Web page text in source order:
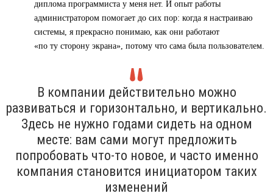
диплома программиста у меня нет. И опыт работы
администратором помогает до сих пор: когда я настраиваю
системы, я прекрасно понимаю, как они работают
«по ту сторону экрана», потому что сама была пользователем.
В компании действительно можно
развиваться и горизонтально, и вертикально.
Здесь не нужно годами сидеть на одном
месте: вам сами могут предложить
попробовать что-то новое, и часто именно
компания становится инициатором таких
изменений